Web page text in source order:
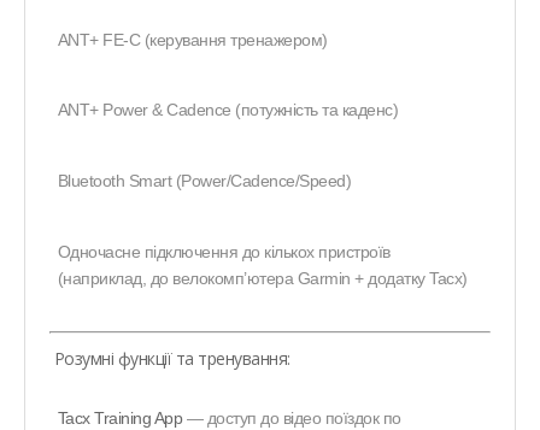
ANT+ FE-C (керування тренажером)
ANT+ Power & Cadence (потужність та каденс)
Bluetooth Smart (Power/Cadence/Speed)
Одночасне підключення до кількох пристроїв
(наприклад, до велокомп’ютера Garmin + додатку Tacx)
Розумні функції та тренування:
Tacx Training App— доступ до відео поїздок по